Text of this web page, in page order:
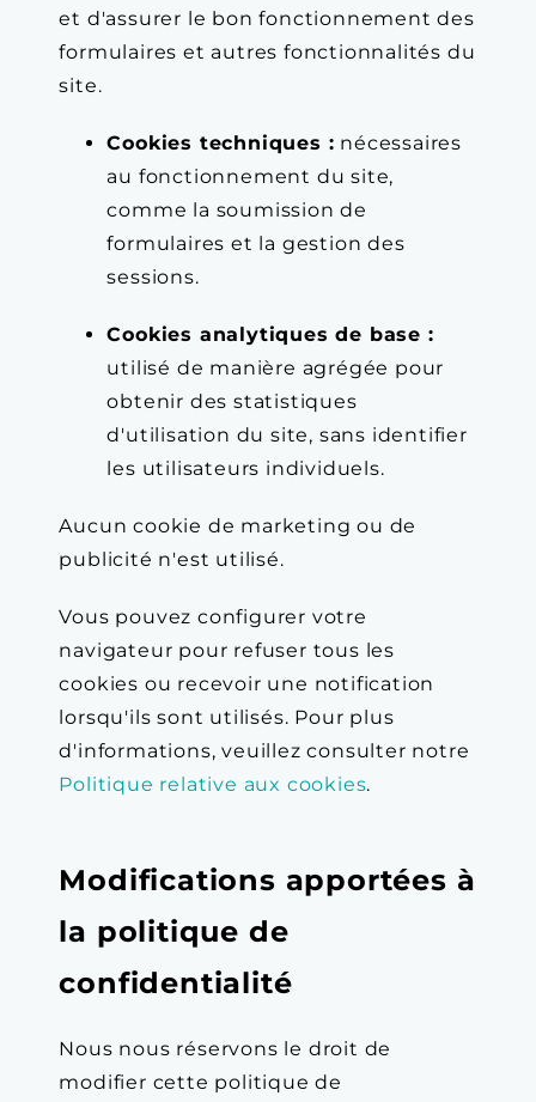
et d'assurer le bon fonctionnement des
formulaires et autres fonctionnalités du
site.
Cookies techniques : nécessaires
au fonctionnement du site,
comme la soumission de
formulaires et la gestion des
sessions.
Cookies analytiques de base :
utilisé de manière agrégée pour
obtenir des statistiques
d'utilisation du site, sans identifier
les utilisateurs individuels.
Aucun cookie de marketing ou de
publicité n'est utilisé.
Vous pouvez configurer votre
navigateur pour refuser tous les
cookies ou recevoir une notification
lorsqu'ils sont utilisés. Pour plus
d'informations, veuillez consulter notre
Politique relative aux cookies.
Modifications apportées à
la politique de
confidentialité
Nous nous réservons le droit de
modifier cette politique de